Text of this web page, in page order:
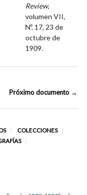
Review,
volumen VII,
Nº. 17, 23 de
octubre de
1909.
Próximo documento →
COLECCIONES